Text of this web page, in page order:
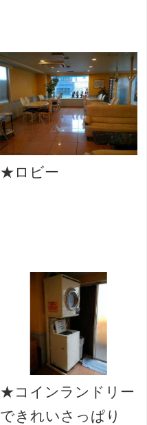
★ロビー
★コインランドリー
できれいさっぱり